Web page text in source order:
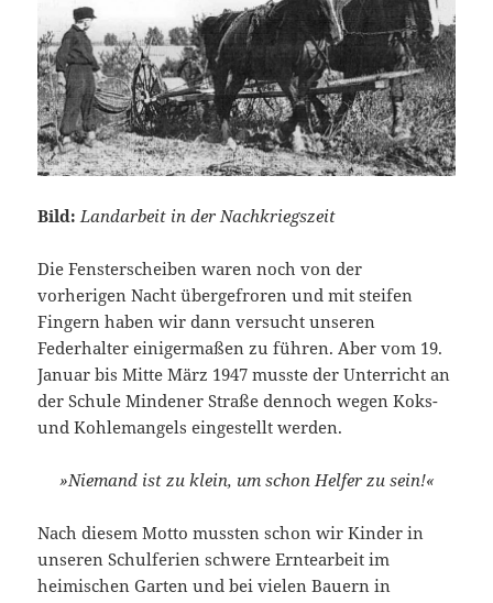
Bild: Landarbeit in der Nachkriegszeit
Die Fensterscheiben waren noch von der
vorherigen Nacht übergefroren und mit steifen
Fingern haben wir dann versucht unseren
Federhalter einigermaßen zu führen. Aber vom 19.
Januar bis Mitte März 1947 musste der Unterricht an
der Schule Mindener Straße dennoch wegen Koks-
und Kohlemangels eingestellt werden.
»Niemand ist zu klein, um schon Helfer zu sein!«
Nach diesem Motto mussten schon wir Kinder in
unseren Schulferien schwere Erntearbeit im
heimischen Garten und bei vielen Bauern in